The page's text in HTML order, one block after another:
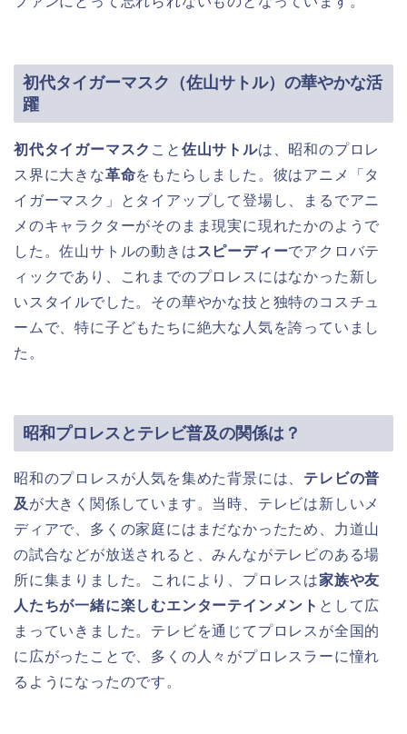
初代タイガーマスク（佐山サトル）の華やかな活
躍
初代タイガーマスク こと 佐山サトルは、昭和のプロレ
ス界に大きな革命をもたらしました。彼はアニメ「タ
イガーマスク」とタイアップして登場し、まるでアニ
メのキャラクターがそのまま現実に現れたかのようで
した。佐山サトルの動きは スピーディーでアクロバテ
ィックであり、これまでのプロレスにはなかった新し
いスタイルでした。その華やかな技と独特のコスチュ
ームで、特に子どもたちに絶大な人気を誇っていまし
た。
昭和プロレスとテレビ普及の関係は？
昭和のプロレスが人気を集めた背景には、 テレビの普
及 が大きく関係しています。当時、テレビは新しいメ
ディアで、多くの家庭にはまだなかったため、力道山
の試合などが放送されると、みんながテレビのある場
所に集まりました。これにより、プロレスは家族や友
人たちが一緒に楽しむエンターテインメント として広
まっていきました。テレビを通じてプロレスが全国的
に広がったことで、多くの人々がプロレスラーに憧れ
るようになったのです。